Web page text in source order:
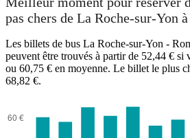
pas chers de La Roche-sur-Yon
Les billets de bus La Roche-sur-Yon -
peuvent être trouvés à partir de 52,44 € si
ou 60,75 € en moyenne. Le billet le plus
68,82 €.